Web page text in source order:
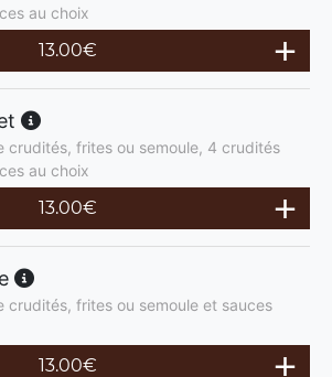
au choix
13.00€
crudités, frites ou semoule, 4 crudités
au choix
13.00€
crudités, frites ou semoule et sauces
13.00€